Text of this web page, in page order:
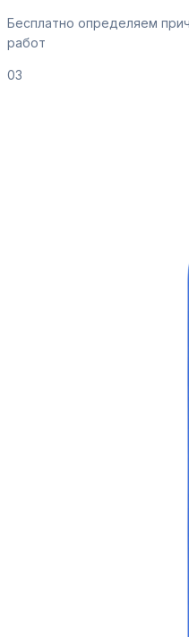
Бесплатно определяем
работ
03